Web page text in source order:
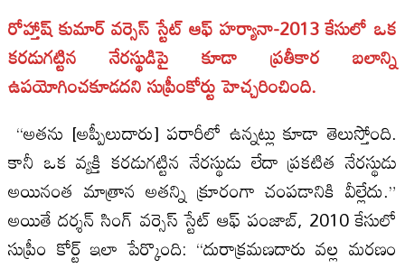
రోహ్తాష్ కుమార్ వర్సెస్ స్టేట్ ఆఫ్ హర్యానా-2013 కేసులో ఒక
కరడుగట్టిన నేరస్థుడిపై కూడా ప్రతీకార బలాన్ని
ఉపయోగించకూడదని సుప్రీంకోర్టు హెచ్చరించింది.
“అతను [అప్పీలుదారు] పరారీలో ఉన్నట్లు కూడా తెలుస్తోంది.
కానీ ఒక వ్యక్తి కరడుగట్టిన నేరస్థుడు లేదా ప్రకటిత నేరస్థుడు
అయినంత మాత్రాన అతన్ని క్రూరంగా చంపడానికి వీల్లేదు.”
అయితే దర్శన్ సింగ్ వర్సెస్ స్టేట్ ఆఫ్ పంజాబ్, 2010 కేసులో
సుప్రీం కోర్ట్ ఇలా పేర్కొంది: “దురాక్రమణదారు వల్ల మరణం